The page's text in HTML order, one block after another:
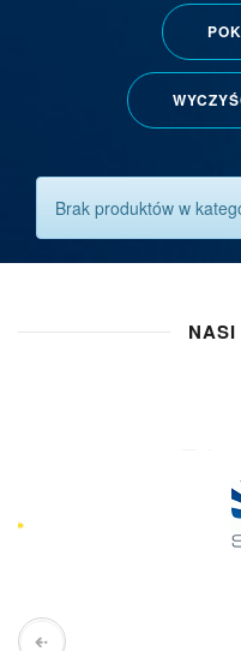
Brak produktów w